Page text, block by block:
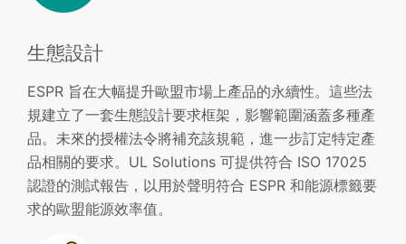
生態設計
ESPR 旨在大幅提升歐盟市場上產品的永續性。這些法
規建立了一套生態設計要求框架，影響範圍涵蓋多種產
品。未來的授權法令將補充該規範，進一步訂定特定產
品相關的要求。UL Solutions 可提供符合 ISO 17025
認證的測試報告，以用於聲明符合 ESPR 和能源標籤要
求的歐盟能源效率值。